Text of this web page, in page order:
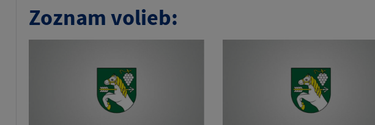
Zoznam volieb: